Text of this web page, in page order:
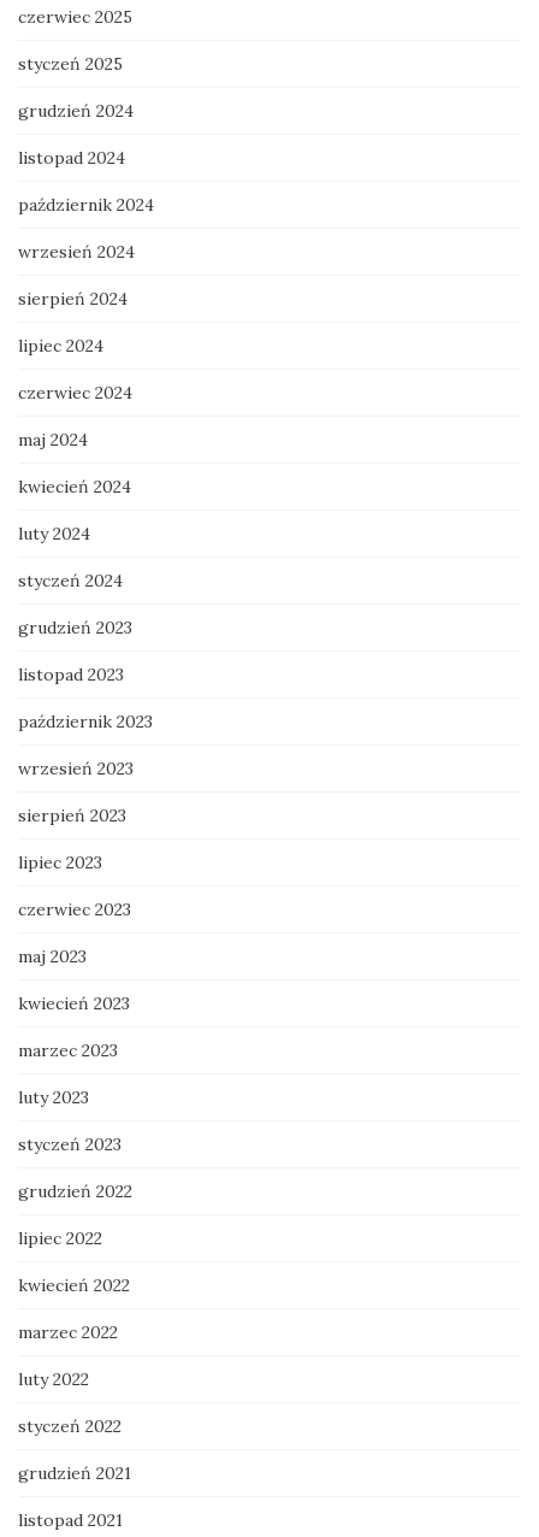
czerwiec 2025
styczeń 2025
grudzień 2024
listopad 2024
październik 2024
wrzesień 2024
sierpień 2024
lipiec 2024
czerwiec 2024
maj 2024
kwiecień 2024
luty 2024
styczeń 2024
grudzień 2023
listopad 2023
październik 2023
wrzesień 2023
sierpień 2023
lipiec 2023
czerwiec 2023
maj 2023
kwiecień 2023
marzec 2023
luty 2023
styczeń 2023
grudzień 2022
lipiec 2022
kwiecień 2022
marzec 2022
luty 2022
styczeń 2022
grudzień 2021
listopad 2021